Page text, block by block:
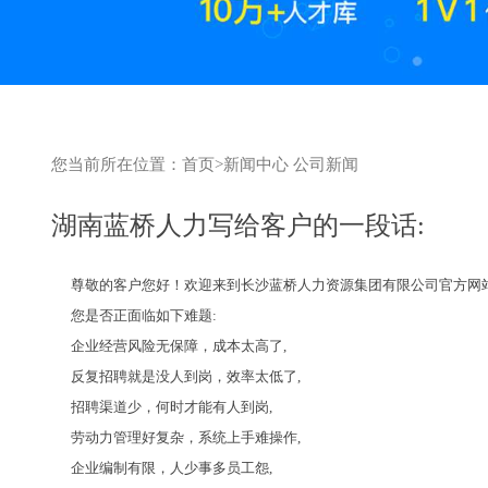
您当前所在位置： 首页>新闻中心 公司新闻
湖南蓝桥人力写给客户的一段话:
尊敬的客户您好！欢迎来到长沙蓝桥人力资源集团有限公司官方网
您是否正面临如下难题:
企业经营风险无保障，成本太高了,
反复招聘就是没人到岗，效率太低了,
招聘渠道少，何时才能有人到岗,
劳动力管理好复杂，系统上手难操作,
企业编制有限，人少事多员工怨,